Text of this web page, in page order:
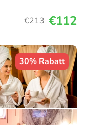
€213 €112
30% Rabatt